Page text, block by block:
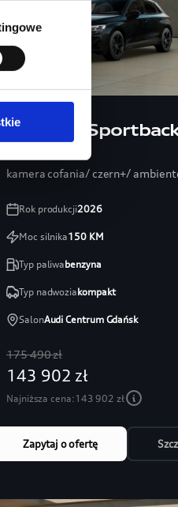
Audi A3
kamera cofania/ czern+/
Rok produkcji2026
Moc silnika150KM
Typ paliwabenzyna
Typ nadwoziakompakt
SalonAudi Centrum Gdańsk
175 490 zł
143 902 zł
Najniższa cena:143 902 zł
Zapytaj o ofertę